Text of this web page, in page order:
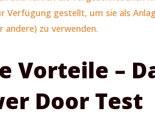
Verfügung gestellt, um sie als
andere) zu verwenden.
Vorteile –
Door Test